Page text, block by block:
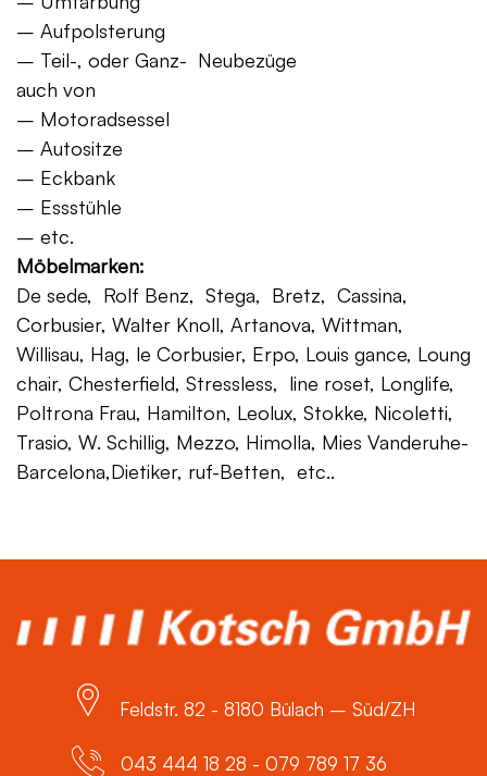
– Aufpolsterung
– Teil-, oder Ganz- Neubezüge
auch von
– Motoradsessel
– Autositze
– Eckbank
– Essstühle
– etc.
Möbelmarken:
De sede, Rolf Benz, Stega, Bretz, Cassina,
Corbusier, Walter Knoll, Artanova, Wittman,
Willisau, Hag, le Corbusier, Erpo, Louis gance, Loung
chair, Chesterfield, Stressless, line roset, Longlife,
Poltrona Frau, Hamilton, Leolux, Stokke, Nicoletti,
Trasio, W. Schillig, Mezzo, Himolla, Mies Vanderuhe-
Barcelona,Dietiker, ruf-Betten, etc..
Feldstr. 82 - 8180 Bülach – Süd/ZH
043 444 18 28 - 079 789 17 36